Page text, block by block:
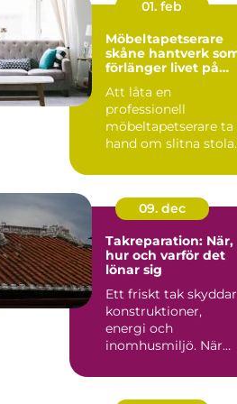
01. feb
Möbeltapetserare
skåne hantverk som
förlänger livet på
Att låta en
professionell
möbeltapetserare ta
hand om slitna
kan förva...
09. dec
Takreparation: När,
hur och varför det
lönar sig
Ett friskt tak skyddar
konstruktioner,
energi och
inomhusmiljö. När